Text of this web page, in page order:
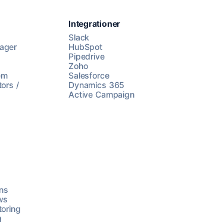
/
Integrationer
Slack
HubSpot
Pipedrive
Zoho
Salesforce
Dynamics 365
Active Campaign